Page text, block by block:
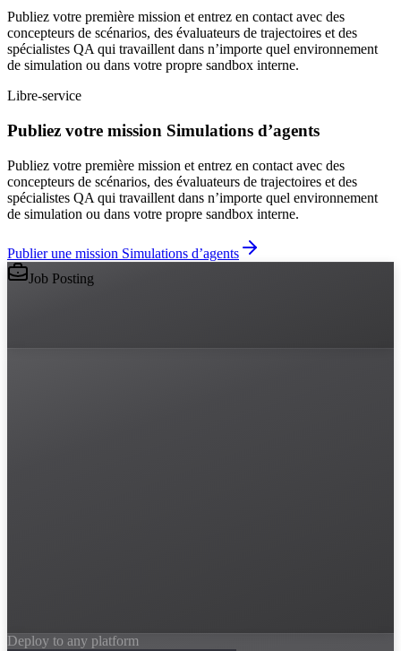
Publiez votre première mission et entrez en contact avec des
concepteurs de scénarios, des évaluateurs de trajectoires et des
spécialistes QA qui travaillent dans n’importe quel environnement
de simulation ou dans votre propre sandbox interne.
Libre-service
Publiez votre mission Simulations d’agents
Publiez votre première mission et entrez en contact avec des
concepteurs de scénarios, des évaluateurs de trajectoires et des
spécialistes QA qui travaillent dans n’importe quel environnement
de simulation ou dans votre propre sandbox interne.
Publier une mission Simulations d’agents
Job Posting
Deploy to any platform